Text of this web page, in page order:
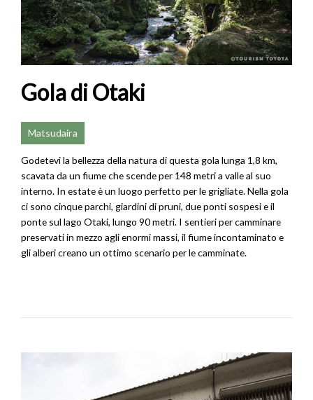
Gola di Otaki
Matsudaira
Godetevi la bellezza della natura di questa gola lunga 1,8 km,
scavata da un fiume che scende per 148 metri a valle al suo
interno. In estate è un luogo perfetto per le grigliate. Nella gola
ci sono cinque parchi, giardini di pruni, due ponti sospesi e il
ponte sul lago Otaki, lungo 90 metri. I sentieri per camminare
preservati in mezzo agli enormi massi, il fiume incontaminato e
gli alberi creano un ottimo scenario per le camminate.